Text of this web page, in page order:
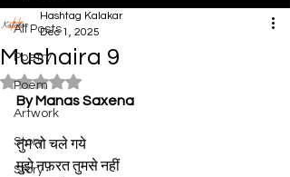
All Posts
Poetry
Poem
Artwork
Story
Story
Mushaira 9
Hashtag Kalakar
Dec 1, 2025
Rated NaN out of 5 stars.
By Manas Saxena
तुम तो चले गये
मुझे नफ़रत तुमसे नहीं